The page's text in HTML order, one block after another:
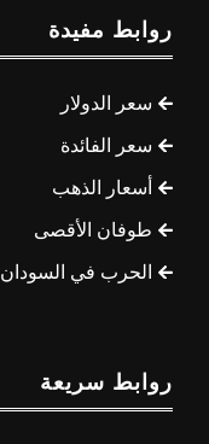
روابط مفيدة
سعر الدولار
سعر الفائدة
أسعار الذهب
طوفان الأقصى
الحرب في السودان
روابط سريعة